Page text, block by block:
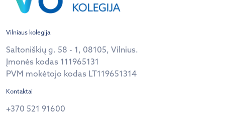
Vilniaus kolegija
Saltoniškių g. 58 - 1, 08105, Vilnius.
Įmonės kodas 111965131
PVM mokėtojo kodas LT119651314
Kontaktai
+370 521 91600